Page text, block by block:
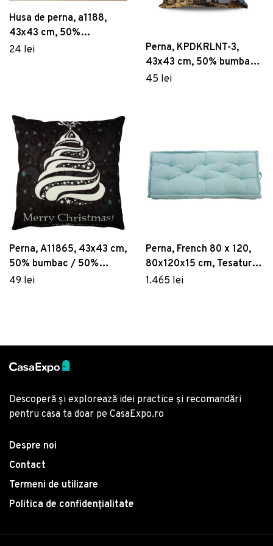
Husa de perna, a1188,
43x43 cm, 50%
bumbac/50% poliester,
24 lei
Perna, KPDKRLNT-3,
43x43 cm, 50% bumbac /
50% poliester, Multicolor
45 lei
Perna, A11865, 43x43 cm,
50% bumbac / 50%
poliester, Multicolor
49 lei
Perna, French 80 x 120,
80x120x15 cm, Tesatura
Panama, Verde menta
1.465 lei
Descoperă și explorează idei practice și recomandări
pentru casa ta doar pe CasaExpo.ro
Despre noi
Contact
Termeni de utilizare
Politica de confidențialitate